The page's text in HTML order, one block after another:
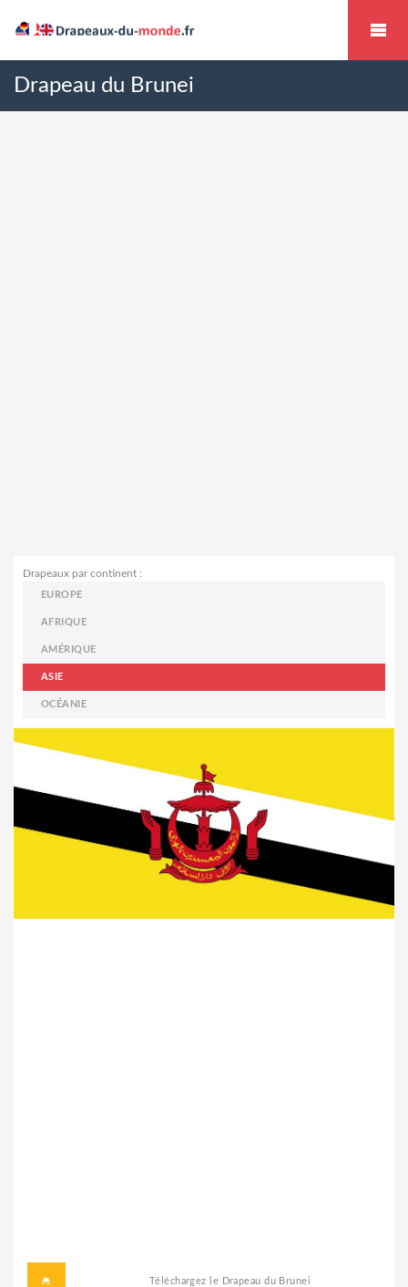
Drapeau du Brunei
Drapeaux par continent :
EUROPE
AFRIQUE
AMÉRIQUE
ASIE
OCÉANIE
Téléchargez le Drapeau du Brunei